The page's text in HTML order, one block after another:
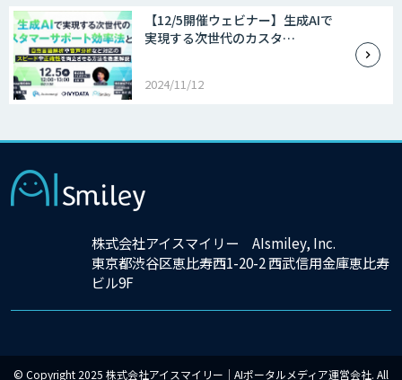
【12/5開催ウェビナー】生成AIで
実現する次世代のカスタ…
2024/11/12
株式会社アイスマイリー AIsmiley, Inc.
東京都渋谷区恵比寿西1-20-2 西武信用金庫恵比寿
ビル9F
© Copyright 2025 株式会社アイスマイリー｜AIポータルメディア運営会社. All
×